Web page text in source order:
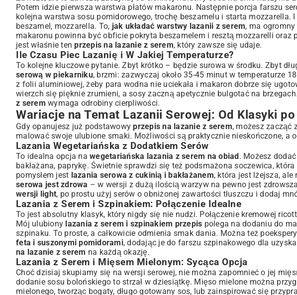
Potem idzie pierwsza warstwa płatów makaronu. Następnie porcja farszu
kolejna warstwa sosu pomidorowego, trochę beszamelu i starta mozzarella.
beszamel, mozzarella. To, jak układać warstwy lazanii z serem, ma
makaronu powinna być obficie pokryta beszamelem i resztą mozzarelli oraz
jest właśnie tenprzepis na lazanie z serem, który zawsze się udaje.
Ile Czasu Piec Lazanię i W Jakiej Temperaturze?
To kolejne kluczowe pytanie. Zbyt krótko – będzie surowa w środku. Zbyt
serową w piekarniku, brzmi: zazwyczaj około 35-45 minut w temperaturze
z folii aluminiowej, żeby para wodna nie uciekała i makaron dobrze się
wierzch się pięknie zrumieni, a sosy zaczną apetycznie bulgotać na
z serem wymaga odrobiny cierpliwości.
Wariacje na Temat Lazanii Serowej: Od Klasyki
Gdy opanujesz już podstawowyprzepis na lazanie z serem, możesz zacząć
malować swoje ulubione smaki. Możliwości są praktycznie nieskończone, a
Lazania Wegetariańska z Dodatkiem Serów
To idealna opcja na wegetariańska lazania z serem na obiad. Możesz
bakłażana, paprykę. Świetnie sprawdzi się też podsmażona soczewica,
pomysłem jest lazania serowa z cukinią i bakłażanem, która jest lżejsza,
serowa jest zdrowa – w wersji z dużą ilością warzyw na pewno jest
wersji light, po prostu użyj serów o obniżonej zawartości tłuszczu i dodaj
Lazania z Serem i Szpinakiem: Połączenie Idealne
To jest absolutny klasyk, który nigdy się nie nudzi. Połączenie kremowej
Mój ulubiony lazania z serem i szpinakiem przepis polega na dodaniu do
szpinaku. To proste, a całkowicie odmienia smak dania. Można też
feta i suszonymi pomidorami, dodając je do farszu szpinakowego dla
na lazanie z serem na każdą okazję.
Lazania z Serem i Mięsem Mielonym: Sycąca Opcja
Choć dzisiaj skupiamy się na wersji serowej, nie można zapomnieć o jej
dodanie sosu bolońskiego to strzał w dziesiątkę. Mięso mielone można
mielonego, tworząc bogaty, długo gotowany sos, lub zainspirować się